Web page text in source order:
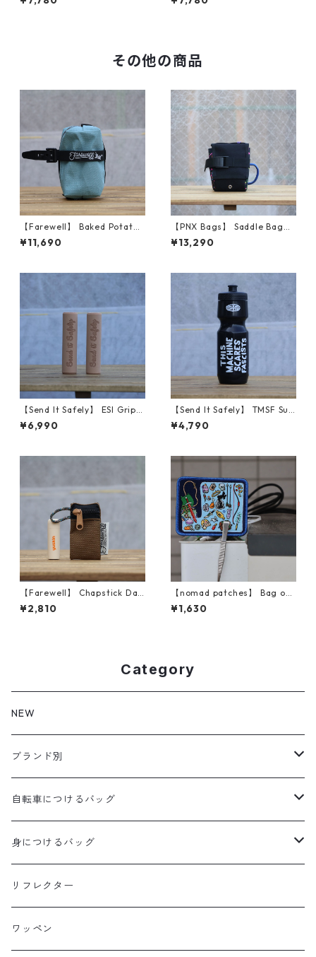
その他の商品
【Farewell】 Baked Potato™
（Glacier Blue X11）
¥11,690
【PNX Bags】 Saddle Bag
（Black Classic）
¥13,290
【Send It Safely】 ESI Grips
(SENDY NATL FOREST TAN)
¥6,990
【Send It Safely】 TMSF Sug
arcane Bottles
¥4,790
【Farewell】 Chapstick Dan
gler™ （Brown）
¥2,810
【nomad patches】 Bag of
Holding Patch
¥1,630
Category
NEW
ブランド別
aldr works
B3
Baby Legs Bags
Bike Friday
自転車につけるバッグ
WALD 用バッグ
ハンドルバーバッグ
トップチューブバッグ
身につけるバッグ
ヒップバッグ
トートバッグ
リフレクター
ワッペン